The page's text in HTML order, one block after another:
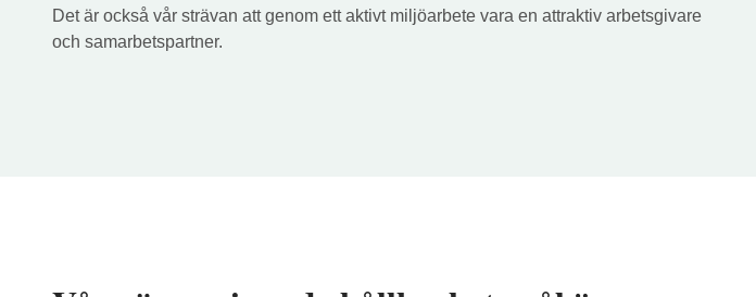
Det är också vår strävan att genom ett aktivt miljöarbete vara en attraktiv arbetsgivare
och samarbetspartner.